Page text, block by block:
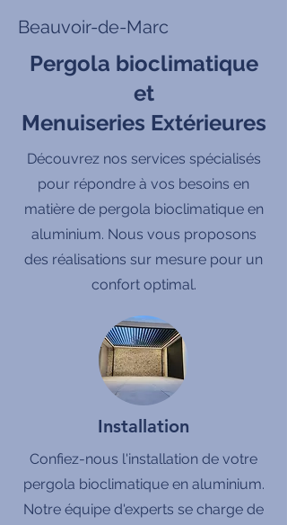
Beauvoir-de-Marc
Pergola bioclimatique
et
Menuiseries Extérieures
Découvrez nos services spécialisés
pour répondre à vos besoins en
matière de pergola bioclimatique en
aluminium. Nous vous proposons
des réalisations sur mesure pour un
confort optimal.
Installation
Confiez-nous l'installation de votre
pergola bioclimatique en aluminium.
Notre équipe d'experts se charge de